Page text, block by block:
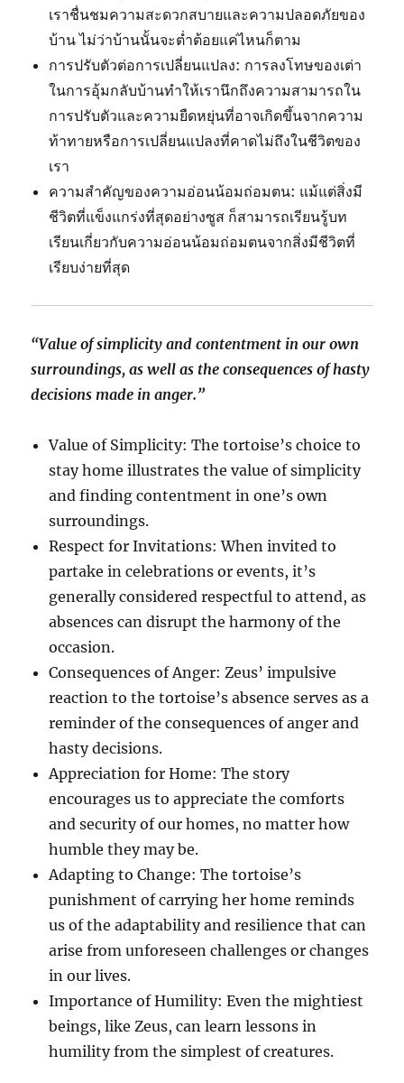
เราชื่นชมความสะดวกสบายและความปลอดภัยของ
บ้าน ไม่ว่าบ้านนั้นจะต่ำต้อยแค่ไหนก็ตาม
การปรับตัวต่อการเปลี่ยนแปลง: การลงโทษของเต่า
ในการอุ้มกลับบ้านทำให้เรานึกถึงความสามารถใน
การปรับตัวและความยืดหยุ่นที่อาจเกิดขึ้นจากความ
ท้าทายหรือการเปลี่ยนแปลงที่คาดไม่ถึงในชีวิตของ
เรา
ความสำคัญของความอ่อนน้อมถ่อมตน: แม้แต่สิ่งมี
ชีวิตที่แข็งแกร่งที่สุดอย่างซูส ก็สามารถเรียนรู้บท
เรียนเกี่ยวกับความอ่อนน้อมถ่อมตนจากสิ่งมีชีวิตที่
เรียบง่ายที่สุด
“Value of simplicity and contentment in our own
surroundings, as well as the consequences of hasty
decisions made in anger.”
Value of Simplicity: The tortoise’s choice to
stay home illustrates the value of simplicity
and finding contentment in one’s own
surroundings.
Respect for Invitations: When invited to
partake in celebrations or events, it’s
generally considered respectful to attend, as
absences can disrupt the harmony of the
occasion.
Consequences of Anger: Zeus’ impulsive
reaction to the tortoise’s absence serves as a
reminder of the consequences of anger and
hasty decisions.
Appreciation for Home: The story
encourages us to appreciate the comforts
and security of our homes, no matter how
humble they may be.
Adapting to Change: The tortoise’s
punishment of carrying her home reminds
us of the adaptability and resilience that can
arise from unforeseen challenges or changes
in our lives.
Importance of Humility: Even the mightiest
beings, like Zeus, can learn lessons in
humility from the simplest of creatures.